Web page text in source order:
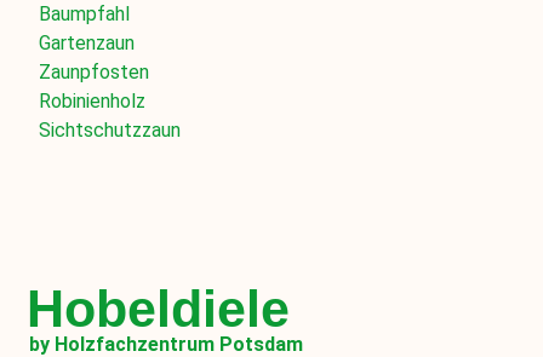
Baumpfahl
Gartenzaun
Zaunpfosten
Robinienholz
Sichtschutzzaun
Hobeldiele
by Holzfachzentrum Potsdam